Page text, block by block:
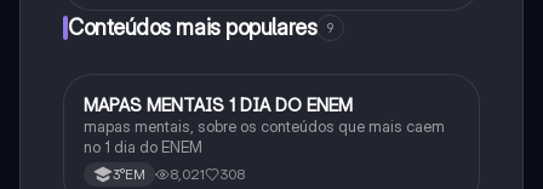
Conteúdos mais populares 9
Português
MAPAS MENTAIS 1 DIA DO ENEM
mapas mentais, sobre os conteúdos que mais caem
no 1 dia do ENEM
3°EM 8,021 308